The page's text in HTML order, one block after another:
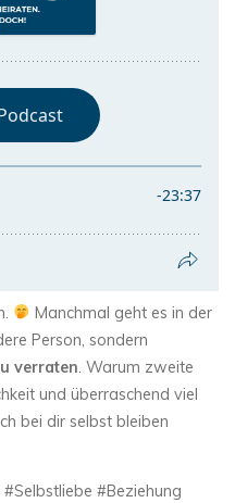
Manchmal geht es in der
Person, sondern
verraten. Warum zweite
und überraschend viel
bei dir selbst bleiben
#Beziehung